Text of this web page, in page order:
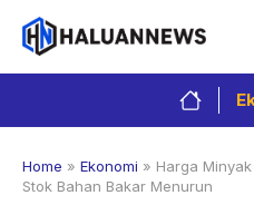
Langsung
isi
Home » Ekonomi » Harga
Stok Bahan Bakar Menurun